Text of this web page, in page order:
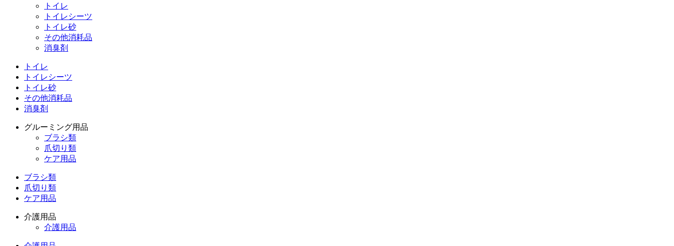
トイレ
トイレシーツ
トイレ砂
その他消耗品
消臭剤
トイレ
トイレシーツ
トイレ砂
その他消耗品
消臭剤
グルーミング用品
ブラシ類
爪切り類
ケア用品
ブラシ類
爪切り類
ケア用品
介護用品
介護用品